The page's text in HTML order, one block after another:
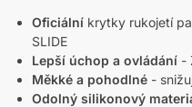
Oficiální krytky rukojetí
SLIDE
Lepší úchop a ovládání -
Měkké a pohodlné -
Odolný silikonový